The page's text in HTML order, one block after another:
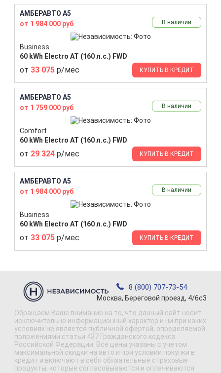
АМБЕРАВТО A5
от 1 984 000 руб
В наличии
Business
60 kWh Electro AT (160 л.с.) FWD
от 33 075 р/мес КУПИТЬ В КРЕДИТ
АМБЕРАВТО A5
от 1 759 000 руб
В наличии
Comfort
60 kWh Electro AT (160 л.с.) FWD
от 29 324 р/мес КУПИТЬ В КРЕДИТ
АМБЕРАВТО A5
от 1 984 000 руб
В наличии
Business
60 kWh Electro AT (160 л.с.) FWD
от 33 075 р/мес КУПИТЬ В КРЕДИТ
8 (800) 707-73-54
Москва, Береговой проезд, 4/6с3
Обращаем Ваше внимание на то, что данный сайт носит
исключительно информационный характер и ни при каких
условиях не является публичной офертой, определяемой
положениями статьи 437 Гражданского кодекса
Российской Федерации. Все цены указаны с учетом
максимальной скидки на авто и при условии покупки в
кредит и включают в себя обязательные страховые
продукты, которые согласовываются и оплачиваются